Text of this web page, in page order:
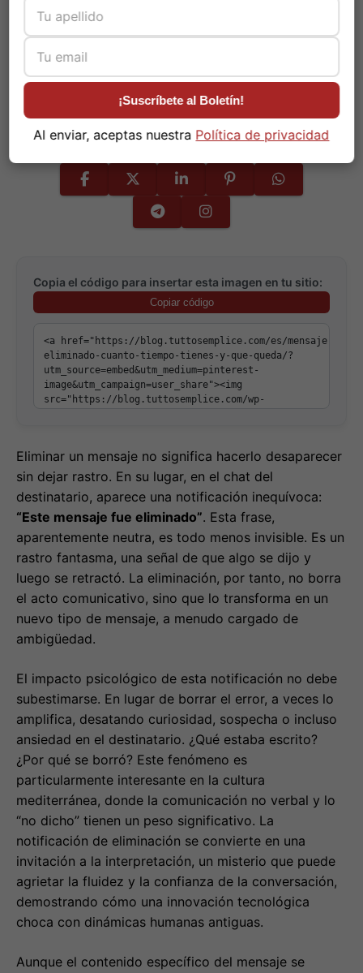
La eliminación de mensajes ofrece una
digital.
Copia el código para insertar esta imagen en tu sitio:
Copiar código
Eliminar un mensaje no significa hacerlo desaparecer
sin dejar rastro. En su lugar, en el chat del
destinatario, aparece una notificación inequívoca:
“Este mensaje fue eliminado”. Esta frase,
aparentemente neutra, es todo menos invisible. Es un
rastro fantasma, una señal de que algo se dijo y
luego se retractó. La eliminación, por tanto, no borra
el acto comunicativo, sino que lo transforma en un
nuevo tipo de mensaje, a menudo cargado de
ambigüedad.
El impacto psicológico de esta notificación no debe
subestimarse. En lugar de borrar el error, a veces lo
amplifica, desatando curiosidad, sospecha o incluso
ansiedad en el destinatario. ¿Qué estaba escrito?
¿Por qué se borró? Este fenómeno es
particularmente interesante en la cultura
mediterránea, donde la comunicación no verbal y lo
“no dicho” tienen un peso significativo. La
notificación de eliminación se convierte en una
invitación a la interpretación, un misterio que puede
agrietar la fluidez y la confianza de la conversación,
demostrando cómo una innovación tecnológica
choca con dinámicas humanas antiguas.
Aunque el contenido específico del mensaje se
¡Suscríbete al Boletín!
Al enviar, aceptas nuestra Política de privacidad